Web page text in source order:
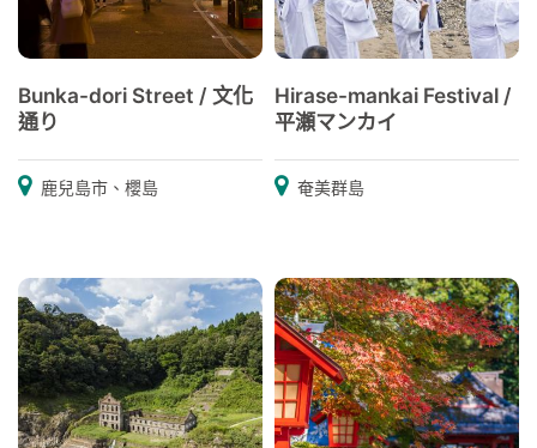
Bunka-dori Street / 文化
通り
鹿兒島市、櫻島
Hirase-mankai Festival /
平瀬マンカイ
奄美群島